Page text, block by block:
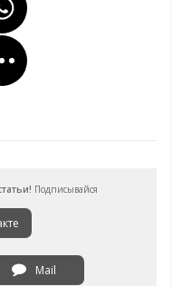
Подписывайся
Mail